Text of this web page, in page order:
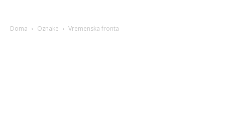
Doma Oznake Vremenska fronta